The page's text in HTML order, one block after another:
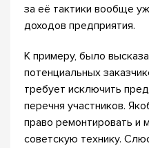
за её тактики вообще
доходов предприятия.
К примеру, было
потенциальных
требует исключить
перечня участников.
право ремонтировать и
советскую технику.